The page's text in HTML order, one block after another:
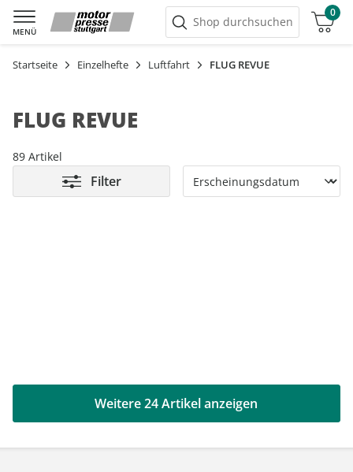
MENÜ
Shop durchsuchen
0
Warenkorb
Startseite Einzelhefte Luftfahrt FLUG REVUE
FLUG REVUE
89 Artikel
Filter
Weitere 24 Artikel anzeigen